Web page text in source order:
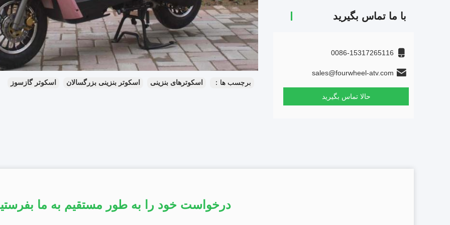
با ما تماس بگیرید
0086-15317265116
sales@fourwheel-atv.com
حالا تماس بگیرید
برچسب ها： اسکوترهای بنزینی اسکوتر بنزینی بزرگسالان اسکوتر گازسوز
درخواست خود را به طور مستقیم به ما